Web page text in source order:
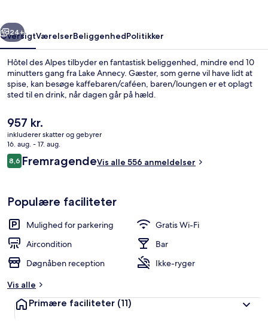
Skrivebord, lydisolering, gratis Wi-Fi,
Næste
24+
OversigtVærelserBeliggenhedPolitikker
Hôtel des Alpes tilbyder en fantastisk beliggenhed, mindre end 10
minutters gang fra Lake Annecy. Gæster, som gerne vil have lidt at
spise, kan besøge kaffebaren/caféen, baren/loungen er et oplagt
sted til en drink, når dagen går på hæld.
Den
nuværende
pris
er
957 kr.
957 kr.
inkluderer skatter og gebyrer
16. aug. - 17. aug.
Anmeldelser
8,68,6 ud af 10.
FremragendeVis alle 556 anmeldelser
Populære faciliteter
Mulighed for parkering
Gratis Wi-Fi
Aircondition
Bar
Døgnåben reception
Ikke-ryger
Vis alle
Primære faciliteter (11)